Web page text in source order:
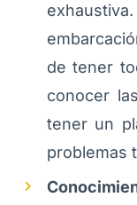
de tener
conocer
tener un
problemas